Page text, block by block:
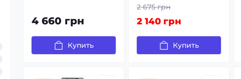
4 660 грн
Купить
2 675 грн
2 140 грн
Купить